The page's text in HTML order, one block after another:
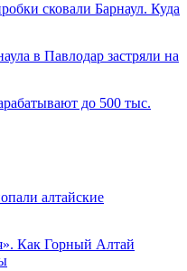
сковали Барнаул. Куда
в Павлодар застряли на
до 500 тыс.
алтайские
Как Горный Алтай